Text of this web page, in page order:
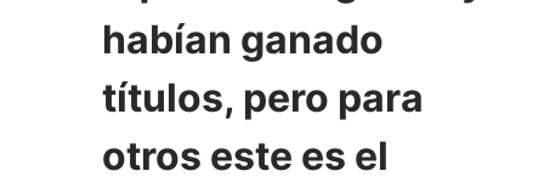
habían ganado
títulos, pero para
otros este es el